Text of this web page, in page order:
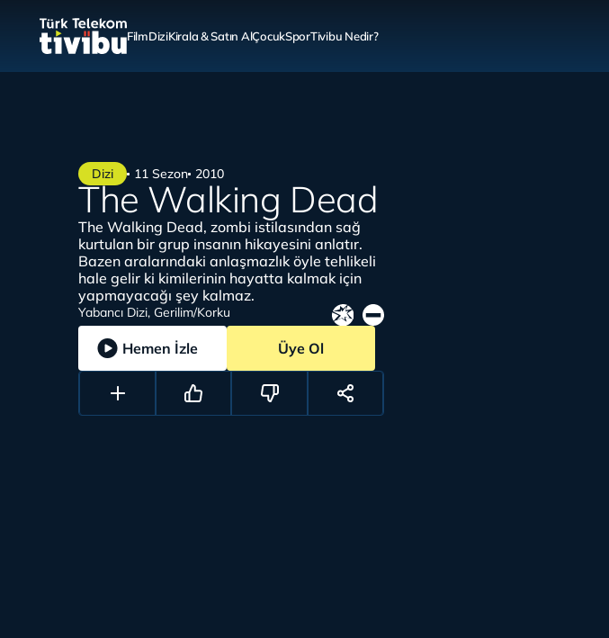
FilmDiziKirala & Satın AlÇocukSporTivibu Nedir?
Dizi 11 Sezon 2010
The Walking Dead
The Walking Dead, zombi istilasından sağ
kurtulan bir grup insanın hikayesini anlatır.
Bazen aralarındaki anlaşmazlık öyle tehlikeli
hale gelir ki kimilerinin hayatta kalmak için
yapmayacağı şey kalmaz.
Yabancı Dizi, Gerilim/Korku
Hemen İzle Üye Ol